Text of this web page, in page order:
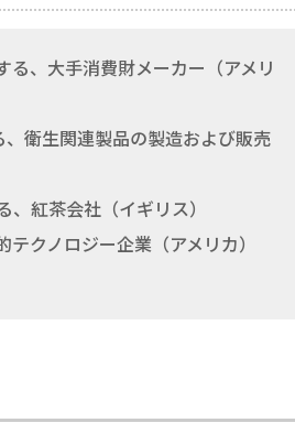
、大手消費財メーカー（アメリ
衛生関連製品の製造および販売
紅茶会社（イギリス）
クノロジー企業（アメリカ）